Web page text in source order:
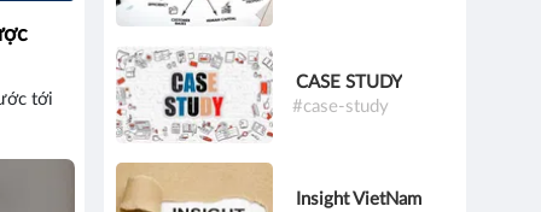
tới
CASE STUDY
#case-study
Insight VietNam